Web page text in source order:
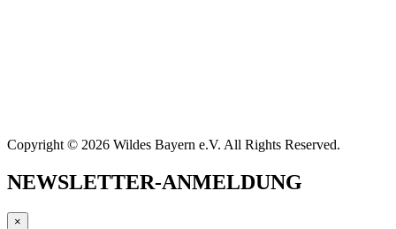
Copyright © 2026 Wildes Bayern e.V. All Rights Reserved.
NEWSLETTER-ANMELDUNG
×